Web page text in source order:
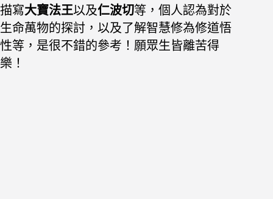
描寫大寶法王以及仁波切等， 個人認為對於
生命萬物的探討， 以及了解智慧修為修道悟
性等，是很不錯的參考 ！ 願眾生皆離苦得
樂！